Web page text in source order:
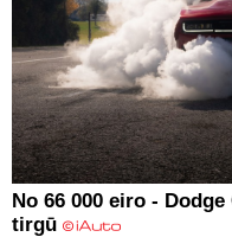
No 66 000 eiro -
tirgū